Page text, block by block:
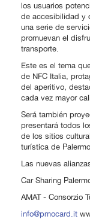
los usuarios
de accesibilidad y
una serie de
promuevan el
transporte.
Este es el tema
de NFC Italia,
del aperitivo,
cada vez mayor
Será también
presentará todos
de los sitios
turística de Palermo.
Las nuevas
Car Sharing
AMAT - Consorzio
info@pmocard.it